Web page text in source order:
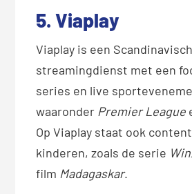
5. Viaplay
Viaplay is een
streamingdienst met een
series en live
waaronder Premier League
Op Viaplay staat ook
kinderen, zoals de serie
film Madagaskar.